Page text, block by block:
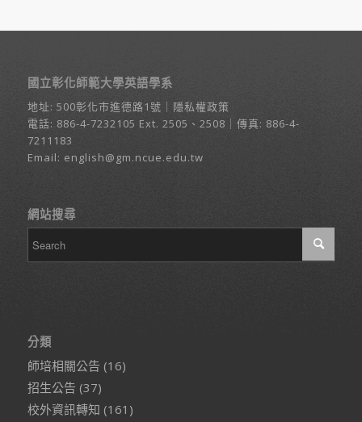
國立彰化師範大學英語學系
地址: 500彰化市進德路1號 ｜ 隱私權政策
電話: 886-4-7232105 Ext. 2505、2508｜傳真: 886-4-
7211183
Email: english@gm.ncue.edu.tw
網站搜尋
分類
師培相關公告 (16)
招生公告 (37)
校外資訊轉知 (161)